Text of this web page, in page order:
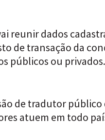
reunir dados
de transação da
públicos ou privados.
de tradutor
atuem em todo